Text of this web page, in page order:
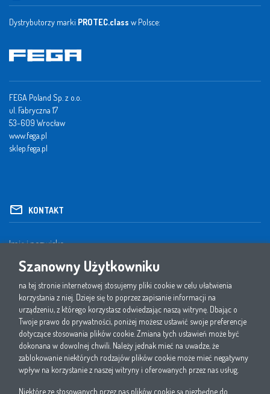
Dystrybutorzy marki PROTEC.class w Polsce:
FEGA Poland Sp. z o.o.
ul. Fabryczna 17
53-609 Wrocław
www.fega.pl
sklep.fega.pl
KONTAKT
Szanowny Użytkowniku
na tej stronie internetowej stosujemy pliki cookie w celu ułatwienia
korzystania z niej. Dzieje się to poprzez zapisanie informacji na
urządzeniu, z którego korzystasz odwiedzając naszą witrynę. Dbając o
Twoje prawo do prywatności, poniżej możesz ustawić swoje preferencje
dotyczące stosowania plików cookie. Zmiana tych ustawień może być
dokonana w dowolnej chwili. Należy jednak mieć na uwadze, że
zablokowanie niektórych rodzajów plików cookie może mieć negatywny
wpływ na korzystanie z naszej witryny i oferowanych przez nas usług.
Niektóre ze stosowanych przez nas plików cookie są niezbędne do